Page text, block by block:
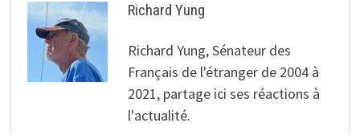
Richard Yung
Richard Yung, Sénateur des
Français de l'étranger de 2004 à
2021, partage ici ses réactions à
l'actualité.